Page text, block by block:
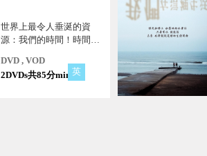
世界上最令人垂涎的資
源：我們的時間！時間就
不知不覺間，成為商人發
大財的生意！
DVD , VOD
2DVDs共85分mins英